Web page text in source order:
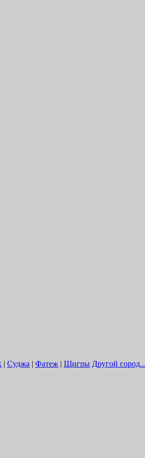
| Суджа | Фатеж | Щигры Другой